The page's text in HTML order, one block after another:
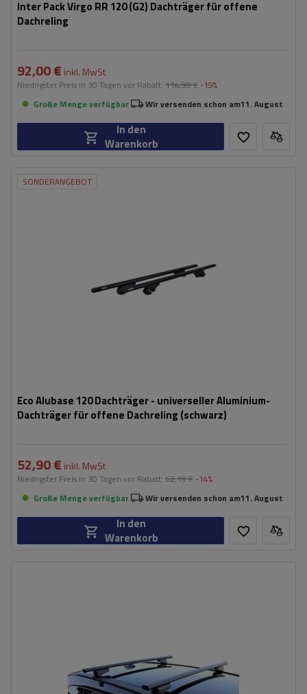
Inter Pack Virgo RR 120 (G2) Dachträger für offene
Dachreling
92,00 € inkl. MwSt
Niedrigster Preis in 30 Tagen vor Rabatt: 114,99 € -19%
Große Menge verfügbar
Wir versenden schon am11. August
In den
Warenkorb
SONDERANGEBOT
Eco Alubase 120 Dachträger - universeller Aluminium-
Dachträger für offene Dachreling (schwarz)
52,90 € inkl. MwSt
Niedrigster Preis in 30 Tagen vor Rabatt: 62,19 € -14%
Große Menge verfügbar
Wir versenden schon am11. August
In den
Warenkorb